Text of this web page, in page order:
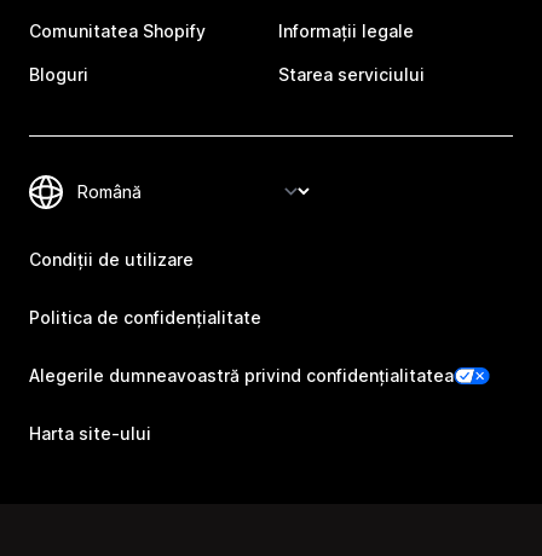
Comunitatea Shopify
Bloguri
Informații legale
Starea serviciului
Condiții de utilizare
Politica de confidențialitate
Alegerile dumneavoastră privind confidențialitatea
Harta site-ului